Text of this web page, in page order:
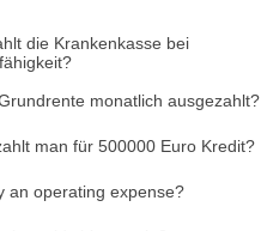
die Krankenkasse bei
monatlich ausgezahlt?
man für 500000 Euro Kredit?
an operating expense?